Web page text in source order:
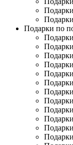
Подарки по